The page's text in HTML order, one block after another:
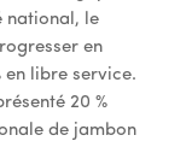
le
en
en libre service.
20 %
de jambon